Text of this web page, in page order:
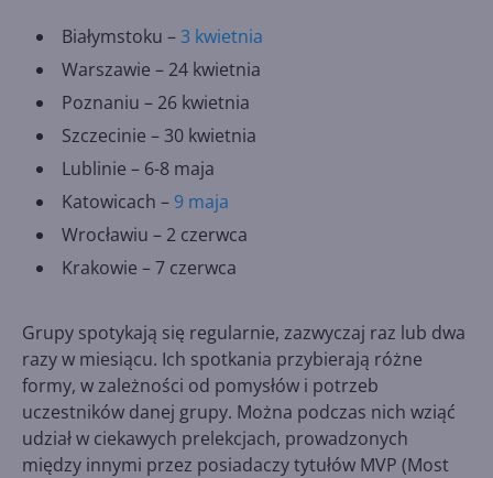
Białymstoku –3 kwietnia
Warszawie – 24 kwietnia
Poznaniu – 26 kwietnia
Szczecinie – 30 kwietnia
Lublinie – 6-8 maja
Katowicach – 9 maja
Wrocławiu – 2 czerwca
Krakowie – 7 czerwca
Grupy spotykają się regularnie, zazwyczaj raz lub dwa
razy w miesiącu. Ich spotkania przybierają różne
formy, w zależności od pomysłów i potrzeb
uczestników danej grupy. Można podczas nich wziąć
udział w ciekawych prelekcjach, prowadzonych
między innymi przez posiadaczy tytułów MVP (Most